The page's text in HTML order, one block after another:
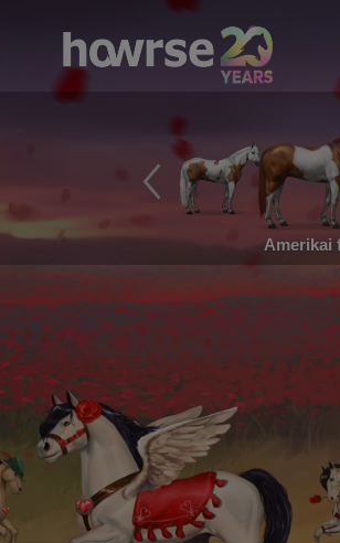
Amerikai